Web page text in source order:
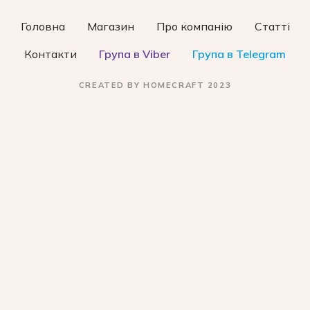
Головна Магазин Про компанію
Статті
Контакти
Група в Viber Група в Telegram
CREATED BY HOMECRAFT 2023